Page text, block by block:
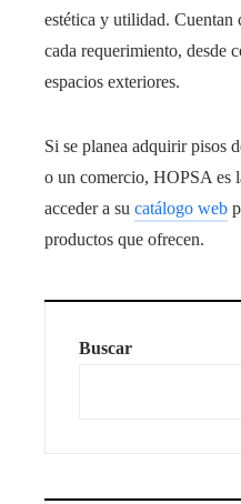
estética y utilidad. Cuentan
cada requerimiento, desde
espacios exteriores.
Si se planea adquirir pisos
o un comercio, HOPSA es
acceder a su catálogo web
productos que ofrecen.
Buscar